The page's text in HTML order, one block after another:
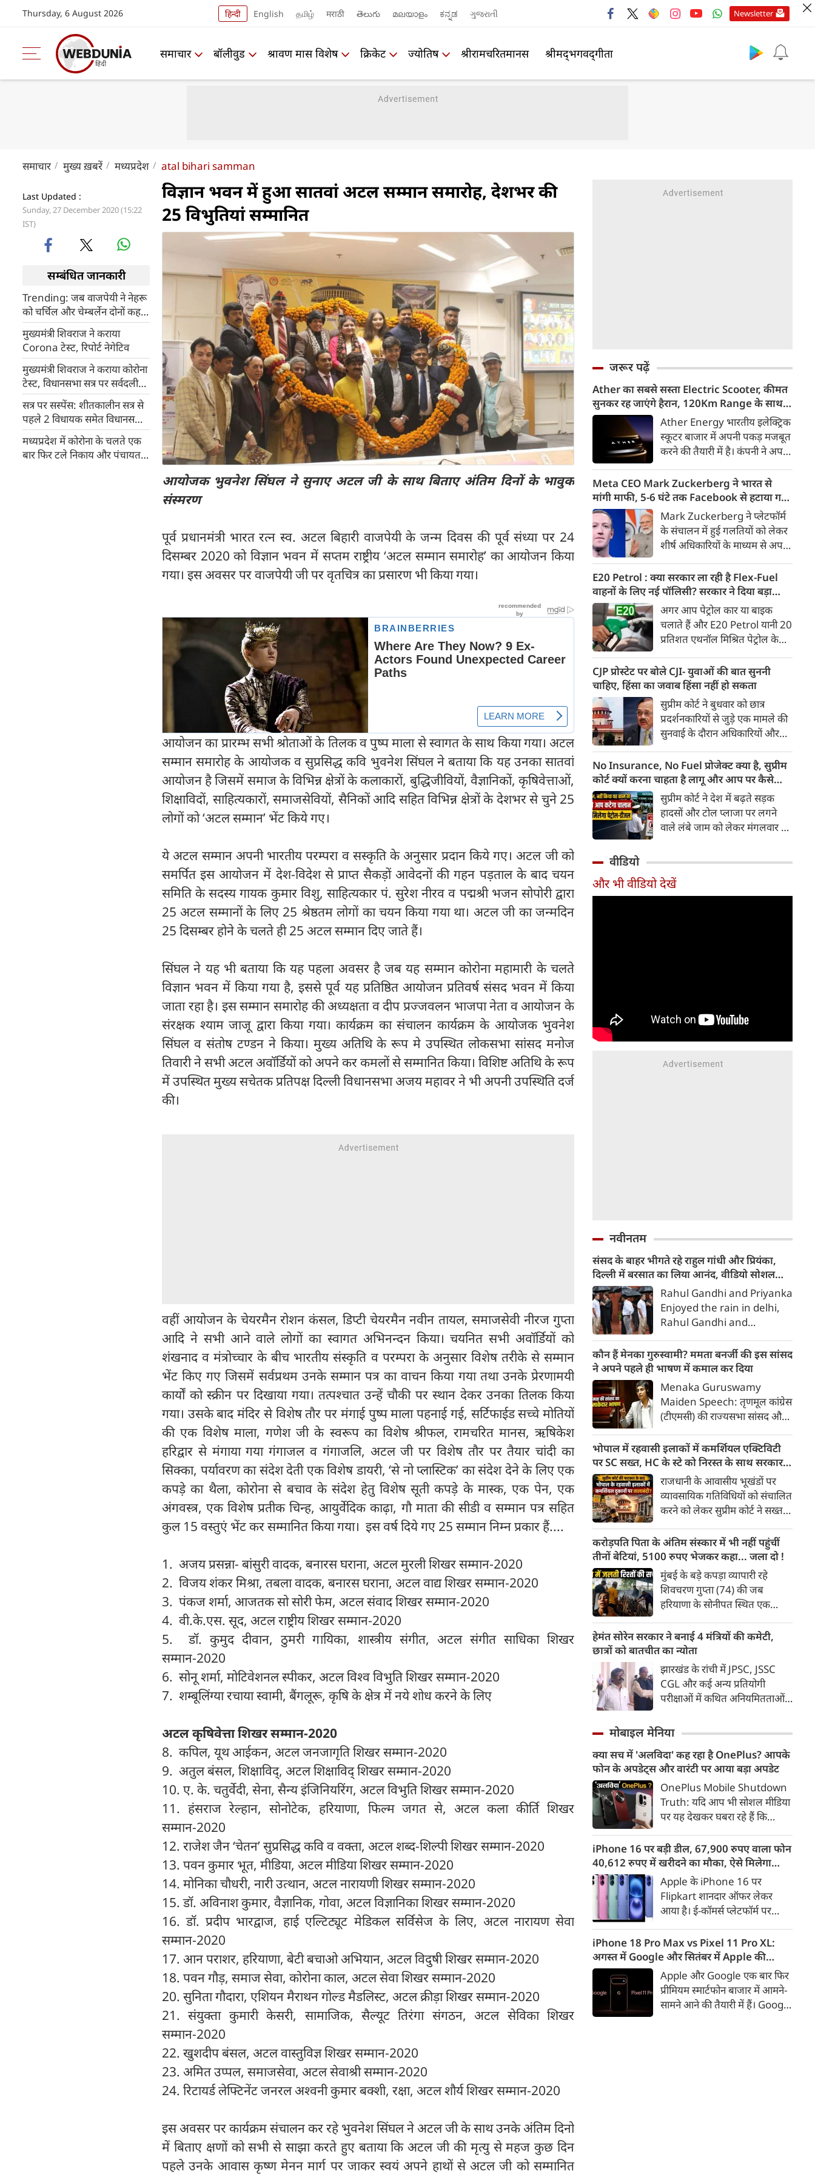
Thursday, 6 August 2026 हिन्दी English தமிழ் मराठी తెలుగు മലയാളം ಕನ್ನಡ ગુજરાતી Newsletter
समाचार बॉलीवुड श्रावण मास विशेष क्रिकेट ज्योतिष श्रीरामचरितमानस श्रीमद्‍भगवद्‍गीता
समाचार मुख्य ख़बरें मध्यप्रदेश atal bihari samman
Last Updated :
Sunday, 27 December 2020 (15:22
IST)
सम्बंधित जानकारी
Trending: जब वाजपेयी ने नेहरू
को चर्चिल और चेम्बर्लेन दोनों कह
डाला था, तब भी नेहरू ने बुरा नहीं
माना था
मुख्यमंत्री शिवराज ने कराया
Corona टेस्ट, रिपोर्ट नेगेटिव
मुख्यमंत्री शिवराज ने कराया कोरोना
टेस्ट, विधानसभा सत्र ‌पर सर्वदलीय‌
बैठक में फैसला संभव
सत्र पर सस्पेंस: शीतकालीन सत्र से
पहले 2 विधायक समेत विधानसभा
के 50 कर्मचारी कोरोना पॉजिटिव
मध्यप्रदेश में कोरोना के चलते एक
बार फिर टले निकाय और पंचायत
विज्ञान भवन में हुआ सातवां अटल सम्मान समारोह, देशभर की
25 विभुतियां सम्मानित
आयोजक भुवनेश सिंघल ने सुनाए अटल जी के साथ बिताए अंतिम दिनों के भावुक
संस्मरण
पूर्व प्रधानमंत्री भारत रत्न स्व. अटल बिहारी वाजपेयी के जन्म दिवस की पूर्व संध्या पर 24
दिसम्बर 2020 को विज्ञान भवन में सप्तम राष्ट्रीय ‘अटल सम्मान समारोह’ का आयोजन किया
गया। इस अवसर पर वाजपेयी जी पर वृतचित्र का प्रसारण भी किया गया।
आयोजन का प्रारम्भ सभी श्रोताओं के तिलक व पुष्प माला से स्वागत के साथ किया गया। अटल
सम्मान समारोह के आयोजक व सुप्रसिद्ध कवि भुवनेश सिंघल ने बताया कि यह उनका सातवां
आयोजन है जिसमें समाज के विभिन्न क्षेत्रों के कलाकारों, बुद्धिजीवियों, वैज्ञानिकों, कृषिवेत्ताओं,
शिक्षाविदों, साहित्यकारों, समाजसेवियों, सैनिकों आदि सहित विभिन्न क्षेत्रों के देशभर से चुने 25
लोगों को ‘अटल सम्मान’ भेंट किये गए।
ये अटल सम्मान अपनी भारतीय परम्परा व सस्कृति के अनुसार प्रदान किये गए। अटल जी को
समर्पित इस आयोजन में देश-विदेश से प्राप्त सैकड़ों आवेदनों की गहन पड़ताल के बाद चयन
समिति के सदस्य गायक कुमार विशु, साहित्यकार पं. सुरेश नीरव व पद्मश्री भजन सोपोरी द्वारा
25 अटल सम्मानों के लिए 25 श्रेष्ठतम लोगों का चयन किया गया था। अटल जी का जन्मदिन
25 दिसम्बर होने के चलते ही 25 अटल सम्मान दिए जाते हैं।
सिंघल ने यह भी बताया कि यह पहला अवसर है जब यह सम्मान कोरोना महामारी के चलते
विज्ञान भवन में किया गया है, इससे पूर्व यह प्रतिष्ठित आयोजन प्रतिवर्ष संसद भवन में किया
जाता रहा है। इस सम्मान समारोह की अध्यक्षता व दीप प्रज्जवलन भाजपा नेता व आयोजन के
संरक्षक श्याम जाजू द्वारा किया गया। कार्यक्रम का संचालन कार्यक्रम के आयोजक भुवनेश
सिंघल व संतोष टण्डन ने किया। मुख्य अतिथि के रूप मे उपस्थित लोकसभा सांसद मनोज
तिवारी ने सभी अटल अवॉर्डियों को अपने कर कमलों से सम्मानित किया। विशिष्ट अतिथि के रूप
में उपस्थित मुख्य सचेतक प्रतिपक्ष दिल्ली विधानसभा अजय महावर ने भी अपनी उपस्थिति दर्ज
की।
वहीं आयोजन के चेयरमैन रोशन कंसल, डिप्टी चेयरमैन नवीन तायल, समाजसेवी नीरज गुप्ता
आदि ने सभी आने वाले लोगों का स्वागत अभिनन्दन किया। चयनित सभी अवॉर्डियों को
शंखनाद व मंत्रोच्चार के बीच भारतीय संस्कृति व परम्परा के अनुसार विशेष तरीके से सम्मान
भेंट किए गए जिसमें सर्वप्रथम उनके सम्मान पत्र का वाचन किया गया तथा उनके प्रेरणामयी
कार्यों को स्क्रीन पर दिखाया गया। तत्पश्चात उन्हें चौकी पर स्थान देकर उनका तिलक किया
गया। उसके बाद मंदिर से विशेष तौर पर मंगाई पुष्प माला पहनाई गई, सर्टिफाईड सच्चे मोतियों
की एक विशेष माला, गणेश जी के स्वरूप का विशेष श्रीफल, रामचरित मानस, ऋषिकेश
हरिद्वार से मंगाया गया गंगाजल व गंगाजलि, अटल जी पर विशेष तौर पर तैयार चांदी का
सिक्का, पर्यावरण का संदेश देती एक विशेष डायरी, ‘से नो प्लास्टिक’ का संदेश देने के लिए एक
कपड़े का थैला, कोरोना से बचाव के संदेश हेतु विशेष सूती कपड़े के मास्क, एक पेन, एक
अंगवस्त्र, एक विशेष प्रतीक चिन्ह, आयुर्वेदिक काढ़ा, गौ माता की सीडी व सम्मान पत्र सहित
कुल 15 वस्तुएं भेंट कर सम्मानित किया गया। इस वर्ष दिये गए 25 सम्मान निम्न प्रकार हैं....
1. अजय प्रसन्ना- बांसुरी वादक, बनारस घराना, अटल मुरली शिखर सम्मान-2020
2. विजय शंकर मिश्रा, तबला वादक, बनारस घराना, अटल वाद्य शिखर सम्मान-2020
3. पंकज शर्मा, आजतक सो सोरी फेम, अटल संवाद शिखर सम्मान-2020
4. वी.के.एस. सूद, अटल राष्ट्रीय शिखर सम्मान-2020
5. डॉ. कुमुद दीवान, ठुमरी गायिका, शास्त्रीय संगीत, अटल संगीत साधिका शिखर
सम्मान-2020
6. सोनू शर्मा, मोटिवेशनल स्पीकर, अटल विश्व विभुति शिखर सम्मान-2020
7. शम्बूलिंग्या रचाया स्वामी, बैंगलूरू, कृषि के क्षेत्र में नये शोध करने के लिए
अटल कृषिवेत्ता शिखर सम्मान-2020
8. कपिल, यूथ आईकन, अटल जनजागृति शिखर सम्मान-2020
9. अतुल बंसल, शिक्षाविद्, अटल शिक्षाविद् शिखर सम्मान-2020
10. ए. के. चतुर्वेदी, सेना, सैन्य इंजिनियरिंग, अटल विभुति शिखर सम्मान-2020
11. हंसराज रेल्हान, सोनोटेक, हरियाणा, फिल्म जगत से, अटल कला कीर्ति शिखर
सम्मान-2020
12. राजेश जैन ‘चेतन’ सुप्रसिद्ध कवि व वक्ता, अटल शब्द-शिल्पी शिखर सम्मान-2020
13. पवन कुमार भूत, मीडिया, अटल मीडिया शिखर सम्मान-2020
14. मोनिका चौधरी, नारी उत्थान, अटल नारायणी शिखर सम्मान-2020
15. डॉ. अविनाश कुमार, वैज्ञानिक, गोवा, अटल विज्ञानिका शिखर सम्मान-2020
16. डॉ. प्रदीप भारद्वाज, हाई एल्टिट्यूट मेडिकल सर्विसेज के लिए, अटल नारायण सेवा
सम्मान-2020
17. आन पराशर, हरियाणा, बेटी बचाओ अभियान, अटल विदुषी शिखर सम्मान-2020
18. पवन गौड़, समाज सेवा, कोरोना काल, अटल सेवा शिखर सम्मान-2020
20. सुनिता गौदारा, एशियन मैराथन गोल्ड मैडलिस्ट, अटल क्रीड़ा शिखर सम्मान-2020
21. संयुक्ता कुमारी केसरी, सामाजिक, सैल्यूट तिरंगा संगठन, अटल सेविका शिखर
सम्मान-2020
22. खुशदीप बंसल, अटल वास्तुविज्ञ शिखर सम्मान-2020
23. अमित उप्पल, समाजसेवा, अटल सेवाश्री सम्मान-2020
24. रिटायर्ड लेफ्टिनेंट जनरल अश्वनी कुमार बक्शी, रक्षा, अटल शौर्य शिखर सम्मान-2020
इस अवसर पर कार्यक्रम संचालन कर रहे भुवनेश सिंघल ने अटल जी के साथ उनके अंतिम दिनो
में बिताए क्षणों को सभी से साझा करते हुए बताया कि अटल जी की मृत्यु से महज कुछ दिन
पहले उनके आवास कृष्ण मेनन मार्ग पर जाकर स्वयं अपने हाथों से अटल जी को सम्मानित
जरूर पढ़ें
Ather का सबसे सस्ता Electric Scooter, कीमत
सुनकर रह जाएंगे हैरान, 120Km Range के साथ
आएगा Konarc Ather Energy भारतीय इलेक्ट्रिक
स्कूटर बाजार में अपनी पकड़ मजबूत
करने की तैयारी में है। कंपनी ने अपने
इलेक्ट्रिक स्कूटर का पहला वीडियो
टीजर जारी कर दिया है। इस नए
इलेक्ट्रिक स्कूटर का नाम Ather
Konarc बताया गया है। कंपनी इसे
29 अगस्त 2026 को होने वाले
Ather Annual Community
Day के दौरान भारतीय बाजार में पेश
करेगी।
Meta CEO Mark Zuckerberg ने भारत से
मांगी माफी, 5-6 घंटे तक Facebook से हटाया गया
था PM Modi का वीडियोMark Zuckerberg ने प्लेटफॉर्म
के संचालन में हुई गलतियों को लेकर
शीर्ष अधिकारियों के माध्यम से अपनी
बैठक के दौरान Meta ने यह भी
स्वीकार किया कि कुछ खास तरह के
कंटेंट को ज्यादा लोगों तक पहुंचाने के
लिए बड़ी रकम का भुगतान किया
गया था। सूत्र के मुताबिक, Meta ने
गलती स्वीकार करते हुए माफी मांगी
और इस पर अफसोस जताया।
E20 Petrol : क्या सरकार ला रही है Flex-Fuel
वाहनों के लिए नई पॉलिसी? सरकार ने दिया बड़ा
अपडेट
अगर आप पेट्रोल कार या बाइक
चलाते हैं और E20 Petrol यानी 20
प्रतिशत एथनॉल मिश्रित पेट्रोल के
आपके लिए बड़ी खबर है। भारी
उद्योग मंत्रालय ने स्पष्ट किया है कि
20 प्रतिशत से अधिक एथनॉल
मिश्रित ईंधन पर चलने वाले Flex-
Fuel वाहनों को बढ़ावा देने के लिए
सरकार ने अलग से कोई राष्ट्रीय नीति
नहीं बनाई है। मंत्रालय ने यह भी स्पष्ट
किया कि Flex-Fuel और Electric
Vehicles को प्रोत्साहित करने को
लेकर उसने फिलहाल कोई अलग
अध्ययन नहीं कराया है।
CJP प्रोस्टेट पर बोले CJI- युवाओं की बात सुननी
चाहिए, हिंसा का जवाब हिंसा नहीं हो सकता
सुप्रीम कोर्ट ने बुधवार को छात्र
प्रदर्शनकारियों से जुड़े एक मामले की
सुनवाई के दौरान अधिकारियों और
दी। कोर्ट ने कहा कि युवा छात्रों के
विरोध प्रदर्शन के दौरान हिंसा रोकने के
लिए अगर हिंसक तरीके अपनाए गए,
तो इससे स्थिति और बिगड़ सकती है।
No Insurance, No Fuel प्रोजेक्ट क्या है, सुप्रीम
कोर्ट क्यों करना चाहता है लागू और आप पर कैसे
पड़ेगा असर
सुप्रीम कोर्ट ने देश में बढ़ते सड़क
हादसों और टोल प्लाजा पर लगने
वाले लंबे जाम को लेकर मंगलवार को
निर्देश दिया है। इसके तहत पारंपरिक
टोल प्लाजा की जगह Automatic
वीडियो
और भी वीडियो देखें
नवीनतम
संसद के बाहर भीगते रहे राहुल गांधी और प्रियंका,
दिल्‍ली में बरसात का लिया आनंद, वीडियो सोशल
मीडिया में वायरल Rahul Gandhi and Priyanka
Enjoyed the rain in delhi,
Rahul Gandhi and
and Priyanka got drenched
outside Parliament;
enjoyed the rain in Delhi,
राहुल गांधी और प्रियंका
कौन हैं मेनका गुरुस्वामी? ममता बनर्जी की इस सांसद
ने अपने पहले ही भाषण में कमाल कर दिया
Menaka Guruswamy
Maiden Speech: तृणमूल कांग्रेस
(टीएमसी) की राज्यसभा सांसद और
मेनका गुरुस्वामी ने संसद में अपने
पहले भाषण (मेडन स्पीच) में ही
धमाल मचा दिया।
भोपाल में रहवासी इलाकों में कमर्शियल एक्टिविटी
पर SC सख्त, HC के स्टे को निरस्त के साथ सरकार
को फटकार, तलब की एक्शन रिपोर्ट
राजधानी के आवासीय भूखंडों पर
व्यावसायिक गतिविधियों को संचालित
करने को लेकर सुप्रीम कोर्ट ने सख्त
दौरान सुप्रीम कोर्ट ने राज्य सरकार की
ओर से 10 सदस्यीय समिति पर रोक
लगाते हुए इसे सुप्रीम कोर्ट के आदेश
पर हस्तक्षेप बताते हुए चेतावनी दी है
कि अगर भविष्य में सरकार या किसी
अधिकारी ने कोर्ट के आदेश में दखल
दिया तो अवमानना की कार्रवाई की
जाएगी। कोर्ट ने कहा कि पूरा मामला
उसकी निगरानी में है, इसलिए सरकार
समानांतर समिति नहीं बना सकती है।
सुप्रीम कोर्ट ने पूरे मामले पर अहम
टिप्पणी करते हुए कहा कि उसके
करोड़पति पिता के अंतिम संस्कार में भी नहीं पहुंचीं
तीनों बेटियां, 5100 रुपए भेजकर कहा... जला दो !
मुंबई के बड़े कपड़ा व्यापारी रहे
शिवचरण गुप्ता (74) की जब
हरियाणा के सोनीपत स्थित एक
बेटियों में से एक भी अंतिम वक्‍त में
उनके पास नहीं पहुंची, किसी ने दूर
रहने की बात कहकर तो किसी ने
फुरसत नहीं होने की बात कहकर टाल
दिया। हां इतना जरूर किया कि पिता
के अंतिम संस्‍कार के लिए 5100
कि पिताजी को जला दो।
हेमंत सोरेन सरकार ने बनाई 4 मंत्रियों की कमेटी,
छात्रों को बातचीत का न्योता
झारखंड के रांची में JPSC, JSSC
CGL और कई अन्य प्रतियोगी
परीक्षाओं में कथित अनियमितताओं
जारी रखे हुए हैं। इस बीच राज्य की
लिए 4 मंत्रियों की कमेटी बनाई है।
मोबाइल मेनिया
क्या सच में 'अलविदा' कह रहा है OnePlus? आपके
फोन के अपडेट्स और वारंटी पर आया बड़ा अपडेट
OnePlus Mobile Shutdown
Truth: यदि आप भी सोशल मीडिया
पर यह देखकर घबरा रहे हैं कि
तो थोड़ा ठहरिए! टेक वर्ल्ड में किसी
समय 'फ्लैगशिप किलर' के नाम से
मशहूर इस ब्रांड को लेकर इंटरनेट पर
लगातार कयासबाजी का दौर जारी है।
iPhone 16 पर बड़ी डील, 67,900 रुपए वाला फोन
40,612 रुपए में खरीदने का मौका, ऐसे मिलेगा
डिस्काउंट
Apple के iPhone 16 पर
Flipkart शानदार ऑफर लेकर
आया है। ई-कॉमर्स प्लेटफॉर्म पर
कीमत सीधे डिस्काउंट के बाद
67,900 रुपए हो गई है। वहीं, अगर
ग्राहक एक्सचेंज ऑफर और चुनिंदा
बैंक कार्ड के डिस्काउंट का फायदा
उठाते हैं, तो इस फोन को प्रभावी तौर
पर सिर्फ 40,612 रुप में खरीदा जा
iPhone 18 Pro Max vs Pixel 11 Pro XL:
अगस्त में Google और सितंबर में Apple की
टक्कर, जानें कौन होगा सबसे दमदार?
Apple और Google एक बार फिर
प्रीमियम स्मार्टफोन बाजार में आमने-
सामने आने की तैयारी में हैं। Google